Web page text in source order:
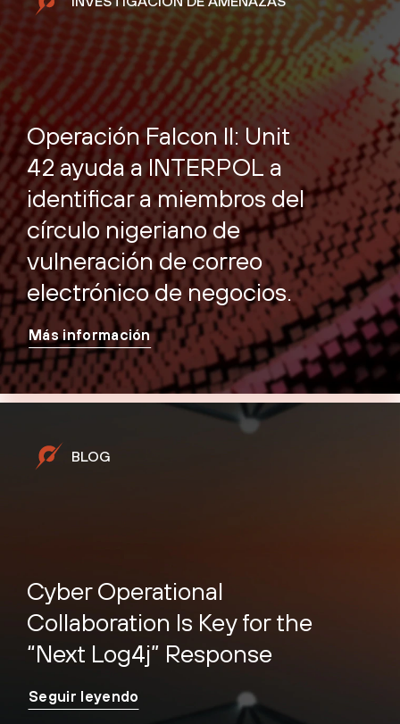
Operación Falcon II: Unit
42 ayuda a INTERPOL a
identificar a miembros del
círculo nigeriano de
vulneración de correo
electrónico de negocios.
Más información
BLOG
Cyber Operational
Collaboration Is Key for the
“Next Log4j” Response
Seguir leyendo